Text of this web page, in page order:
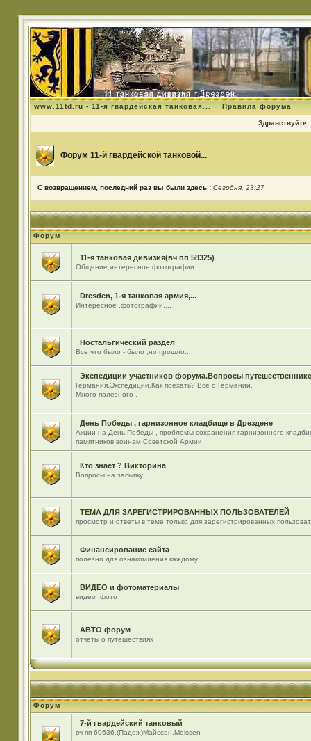
www.11td.ru - 11-я гвардейская танковая... Правила форума
Здравствуйте,
Форум 11-й гвардейской танковой...
С возвращением, последний раз вы были здесь : Сегодня, 23:27
Форум
11-я танковая дивизия(вч пп 58325)
Общение,интересное,фотографии
Dresden, 1-я танковая армия,...
Интересное .фотографии....
Ностальгический раздел
Все что было - было ,но прошло....
Экспедиции участников форума.Вопросы
Германия.Экспедиции.Как поехать? Все о Германии.
Много полезного .
День Победы , гарнизонное кладбище в Дрездене
Акции на День Победы , проблемы сохранения гарнизонного
памятников воинам Советской Армии.
Кто знает ? Викторина
Вопросы на засыпку.....
ТЕМА ДЛЯ ЗАРЕГИСТРИРОВАННЫХ ПОЛЬЗОВАТЕЛЕЙ
просмотр и ответы в теме только для зарегистрированных
Финансирование сайта
полезно для ознакомления каждому
ВИДЕО и фотоматериалы
видео ,фото
АВТО форум
отчеты о путешествиях
Форум
7-й гвардейский танковый
вч пп 60636,(Падеж)Майсcен,Meissen